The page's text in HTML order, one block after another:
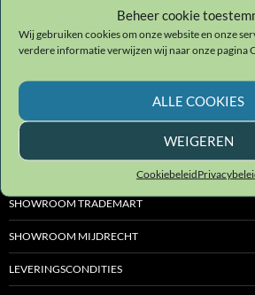
Beheer cookie
Wij gebruiken cookies om onze website en onze
verdere informatie verwijzen wij naar onze pagina
ALLE COOKIES
WEIGEREN
Cookiebeleid
Wachtwoord:
SHOWROOM TRADEMART
SHOWROOM MIJDRECHT
LEVERINGSCONDITIES